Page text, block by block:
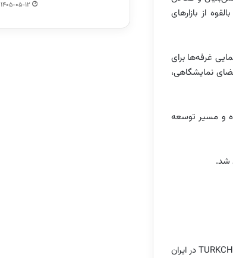
از بازارهای
غرفه‌ها برای
نمایشگاهی،
و مسیر توسعه
شد.
جهت ثبت‌نام و دریافت مشاوره تخصصی حضور در نمایشگاه می توانید با نماینده رسمی و انحصاری TURKCHEM در ایران
1405-05-12